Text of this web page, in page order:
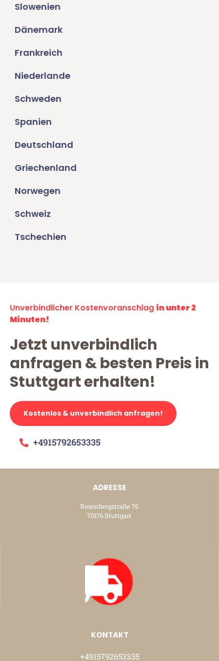
Slowenien
Dänemark
Frankreich
Niederlande
Schweden
Spanien
Deutschland
Griechenland
Norwegen
Schweiz
Tschechien
Unverbindlicher Kostenvoranschlag in unter 2
Minuten!
Jetzt unverbindlich
anfragen & besten Preis in
Stuttgart erhalten!
Kostenlos & unverbindlich anfragen!
+4915792653335
ADRESSE
Rosenbergstraße 76
70176 Stuttgart
KONTAKT
+4915792653335